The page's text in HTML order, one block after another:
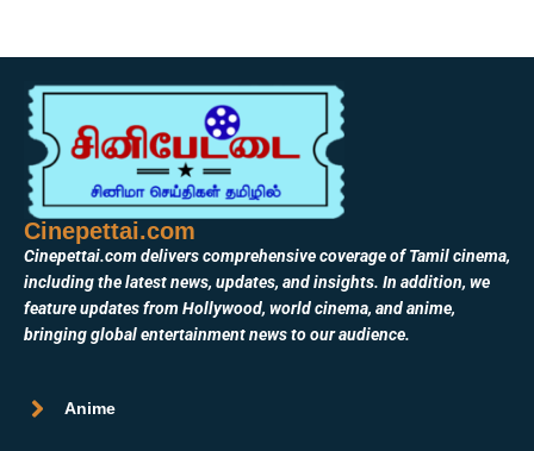
Cinepettai.com
Cinepettai.com delivers comprehensive coverage of Tamil cinema,
including the latest news, updates, and insights. In addition, we
feature updates from Hollywood, world cinema, and anime,
bringing global entertainment news to our audience.
Anime